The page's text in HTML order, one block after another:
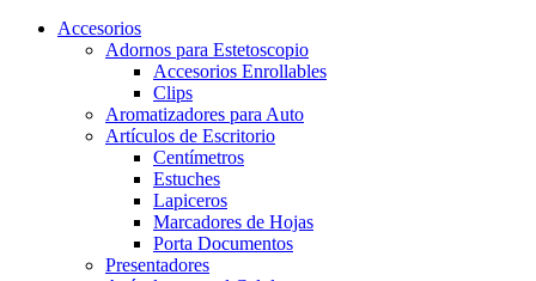
Accesorios
Adornos para Estetoscopio
Accesorios Enrollables
Clips
Aromatizadores para Auto
Artículos de Escritorio
Centímetros
Estuches
Lapiceros
Marcadores de Hojas
Porta Documentos
Presentadores